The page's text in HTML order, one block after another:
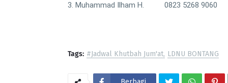
3. Muhammad Ilham H. 0823 5268 9060
Tags: #Jadwal Khutbah Jum'at LDNU BONTANG